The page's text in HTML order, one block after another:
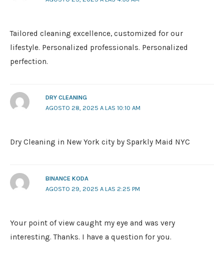
Tailored cleaning excellence, customized for our
lifestyle. Personalized professionals. Personalized
perfection.
DRY CLEANING
AGOSTO 28, 2025 A LAS 10:10 AM
Dry Cleaning in New York city by Sparkly Maid NYC
BINANCE KODA
AGOSTO 29, 2025 A LAS 2:25 PM
Your point of view caught my eye and was very
interesting. Thanks. I have a question for you.